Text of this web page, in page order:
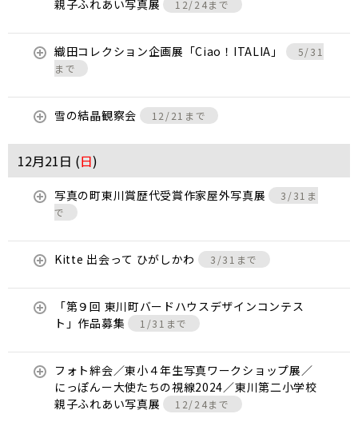
親子ふれあい写真展
12/24まで
織田コレクション企画展「Ciao！ITALIA」
5/31
まで
雪の結晶観察会 12/21まで
12月21日 (日)
写真の町東川賞歴代受賞作家屋外写真展
3/31ま
で
Kitte 出会って ひがしかわ 3/31まで
「第９回 東川町バードハウスデザインコンテス
ト」作品募集
1/31まで
フォト絆会／東小４年生写真ワークショップ展／
にっぽんー大使たちの視線2024／東川第二小学校
親子ふれあい写真展
12/24まで